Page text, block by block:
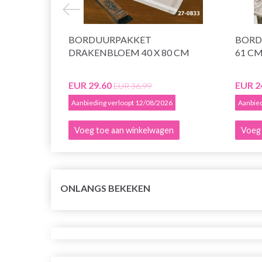
BORDUURPAKKET
DRAKENBLOEM 40 X 80 CM
EUR 29.60EUR 36.99
Aanbieding verloopt 12/08/2026
Voeg toe aan winkelwagen
61
EUR
ONLANGS BEKEKEN